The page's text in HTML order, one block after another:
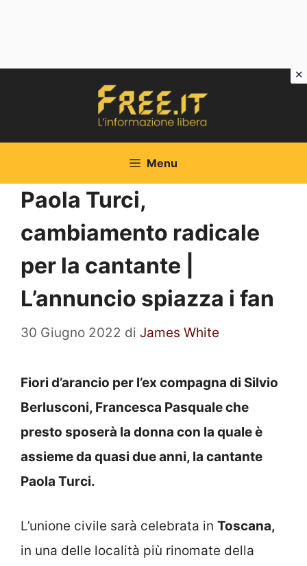
Menu
Paola Turci,
cambiamento radicale
per la cantante |
L’annuncio spiazza i fan
30 Giugno 2022 di James White
Fiori d’arancio per l’ex compagna di Silvio
Berlusconi, Francesca Pasquale che
presto sposerà la donna con la quale è
assieme da quasi due anni, la cantante
Paola Turci.
L’unione civile sarà celebrata in Toscana,
in una delle località più rinomate della